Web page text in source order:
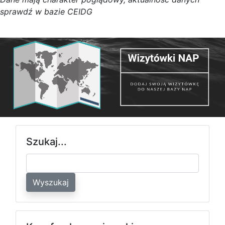
sprawdź w bazie CEIDG
Szukaj...
Wyszukaj